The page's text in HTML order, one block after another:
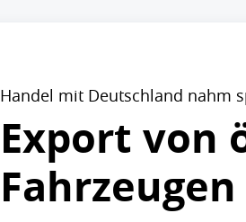
Handel mit Deutschland nahm
Export von